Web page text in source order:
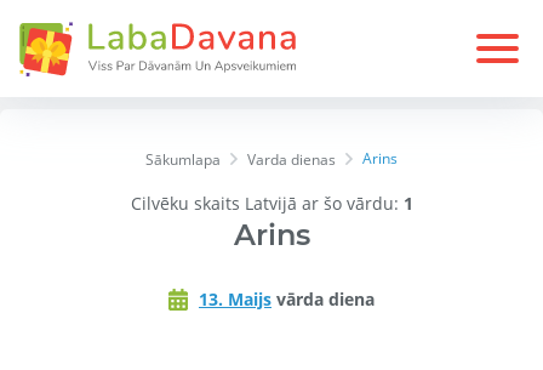
Sākumlapa Varda dienas Arins
Cilvēku skaits Latvijā ar šo vārdu: 1
Arins
13. Maijs vārda diena